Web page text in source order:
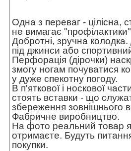
Одна з переваг - цілісна,
не вимагає
Добротні, зручна
під джинси або
Перфорація (дірочки)
змогу ногам почуватися
у дуже спекотну погоду.
В п'яткової і носкової
стоять вставки - що
збереження зовнішнього
Фабричне виробництво.
На фото реальний товар
отримаєте. Будуть
покупки.